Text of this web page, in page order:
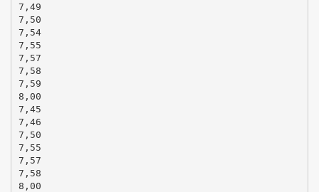
7,49
7,50
7,54
7,55
7,57
7,58
7,59
8,00
7,45
7,46
7,50
7,55
7,57
7,58
8,00